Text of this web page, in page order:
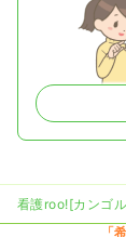
看護roo![カンゴ
「